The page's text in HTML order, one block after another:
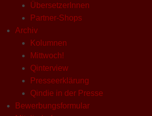
ÜbersetzerInnen
Partner-Shops
Archiv
Kolumnen
Mittwoch!
Qinterview
Presseerklärung
Qindie in der Presse
Bewerbungsformular